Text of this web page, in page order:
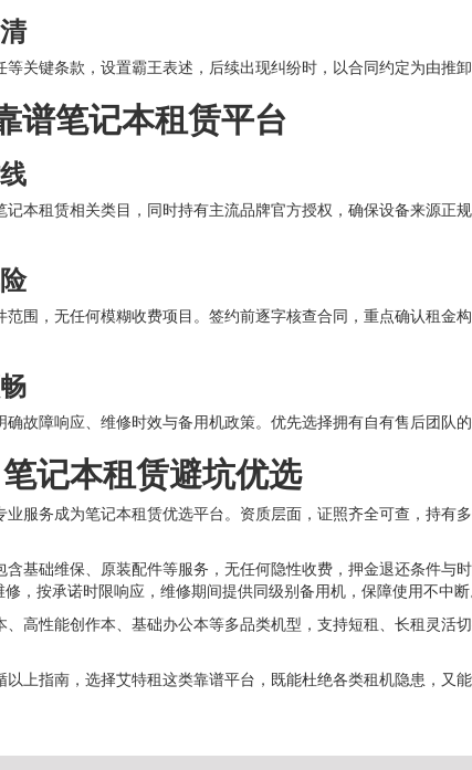
关键条款，设置霸王表述，后续出现纠纷时，以合同约定为由推
谱笔记本租赁平台
本租赁相关类目，同时持有主流品牌官方授权，确保设备来源正
围，无任何模糊收费项目。签约前逐字核查合同，重点确认租金
故障响应、维修时效与备用机政策。优先选择拥有自有售后团队
记本租赁避坑优选
服务成为笔记本租赁优选平台。资质层面，证照齐全可查，持有
基础维保、原装配件等服务，无任何隐性收费，押金退还条件与
，按承诺时限响应，维修期间提供同级别备用机，保障使用不中断
高性能创作本、基础办公本等多品类机型，支持短租、长租灵活
上指南，选择艾特租这类靠谱平台，既能杜绝各类租机隐患，又